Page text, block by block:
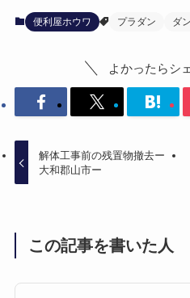
便利屋ホウワ プラダン ダ
よかったらシ
解体工事前の残置物撤去ー
大和郡山市ー
この記事を書いた人